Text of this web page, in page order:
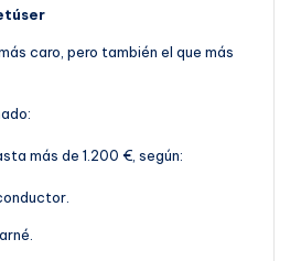
caro, pero también el que más
más de 1.200 €, según: